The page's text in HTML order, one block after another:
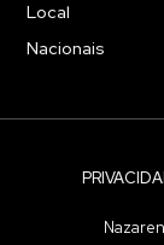
Local
Nacionais